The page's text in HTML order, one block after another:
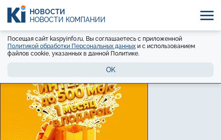
НОВОСТИ
НОВОСТИ КОМПАНИЙ
Посещая сайт kaspyinfo.ru, Вы соглашаетесь с приложенной
Политикой обработки Персональных данных и с использованием
файлов cookie, указанных в данной Политике.
OK